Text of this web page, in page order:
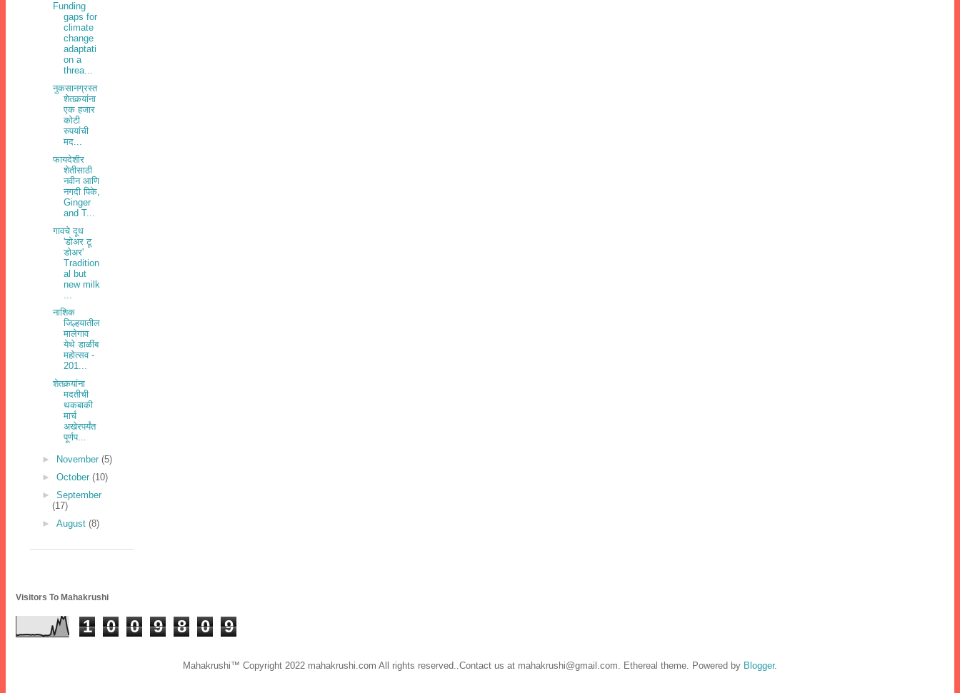
Funding
gaps for
climate
change
adaptati
on a
threa...
नुकसानग्रस्त
शेतकर्‍यांना
एक हजार
कोटी
रुपयांची
मद...
फायदेशीर
शेतीसाठी
नवीन आणि
नगदी पिके,
Ginger
and T...
गावचे दूध
'डोअर टू
डोअर'
Tradition
al but
new milk
नाशिक
जिल्हयातील
मालेगाव
येथे डाळींब
महोत्सव -
201...
शेतकर्‍यांना
मदतीची
थकबाकी
मार्च
अखेरपर्यंत
पूर्णप...
► November (5)
► October (10)
► September
(17)
► August (8)
Visitors To Mahakrushi
1 0 0 9 8 0 9
Mahakrushi™ Copyright 2022 mahakrushi.com All rights reserved..Contact us at mahakrushi@gmail.com. Ethereal theme. Powered by Blogger.